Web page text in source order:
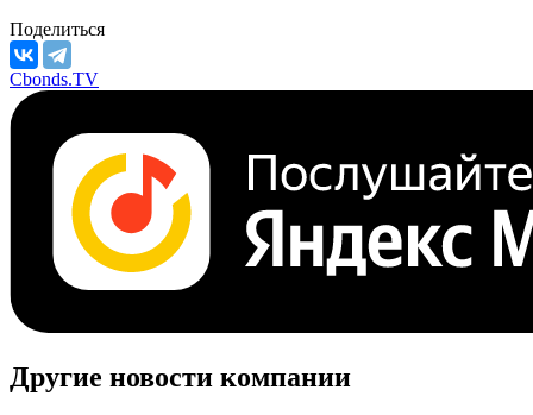
Поделиться
Cbonds.TV
Другие новости компании